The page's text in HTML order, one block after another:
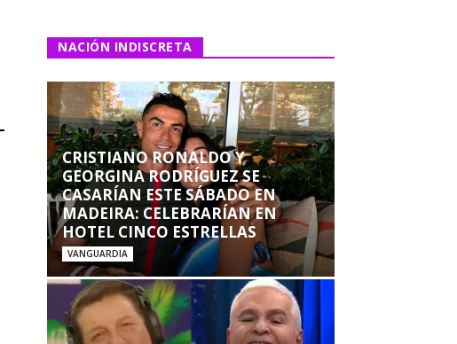
NACIÓN INDISCRETA
CRISTIANO RONALDO Y
GEORGINA RODRÍGUEZ SE
CASARÍAN ESTE SÁBADO EN
MADEIRA: CELEBRARÍAN EN
HOTEL CINCO ESTRELLAS
VANGUARDIA